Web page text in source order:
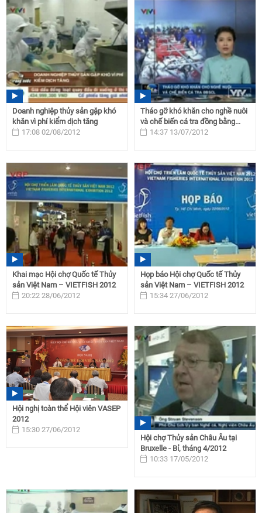
Doanh nghiệp thủy sản gặp khó
khăn vì phí kiểm dịch tăng
17:08 02/08/2012
Tháo gỡ khó khăn cho nghề nuôi
và chế biến cá tra đồng bằng...
14:37 13/07/2012
Khai mạc Hội chợ Quốc tế Thủy
sản Việt Nam – VIETFISH 2012
20:22 28/06/2012
Họp báo Hội chợ Quốc tế Thủy
sản Việt Nam – VIETFISH 2012
15:34 27/06/2012
Hội nghị toàn thể Hội viên VASEP
2012
15:30 27/06/2012
Hội chợ Thủy sản Châu Âu tại
Bruxelle - Bỉ, tháng 4/2012
10:33 17/05/2012